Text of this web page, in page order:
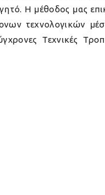
Η μέθοδος μας
τεχνολογικών
Τεχνικές